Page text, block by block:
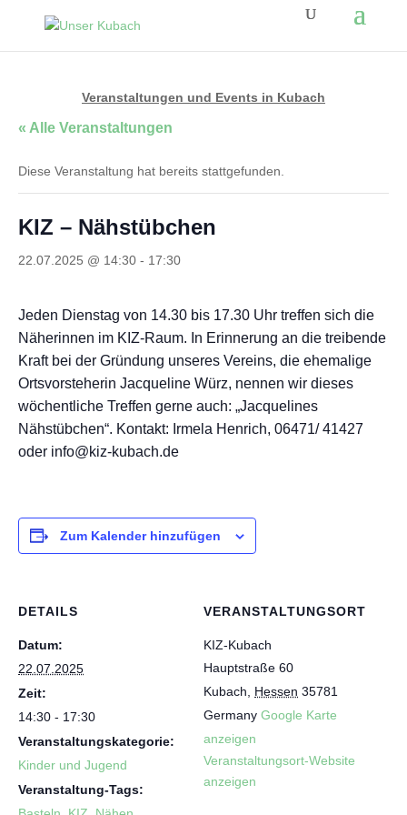
Veranstaltungen und Events in Kubach
« Alle Veranstaltungen
Diese Veranstaltung hat bereits stattgefunden.
KIZ – Nähstübchen
22.07.2025 @ 14:30 - 17:30
Jeden Dienstag von 14.30 bis 17.30 Uhr treffen sich die
Näherinnen im KIZ-Raum. In Erinnerung an die treibende
Kraft bei der Gründung unseres Vereins, die ehemalige
Ortsvorsteherin Jacqueline Würz, nennen wir dieses
wöchentliche Treffen gerne auch: „Jacquelines
Nähstübchen“. Kontakt: Irmela Henrich, 06471/ 41427
oder info@kiz-kubach.de
Zum Kalender hinzufügen
DETAILS
Datum:
22.07.2025
Zeit:
14:30 - 17:30
Veranstaltungskategorie:
Kinder und Jugend
Veranstaltung-Tags:
VERANSTALTUNGSORT
KIZ-Kubach
Hauptstraße 60
Kubach
Hessen 35781
Germany Google Karte
anzeigen
Veranstaltungsort-Website
anzeigen